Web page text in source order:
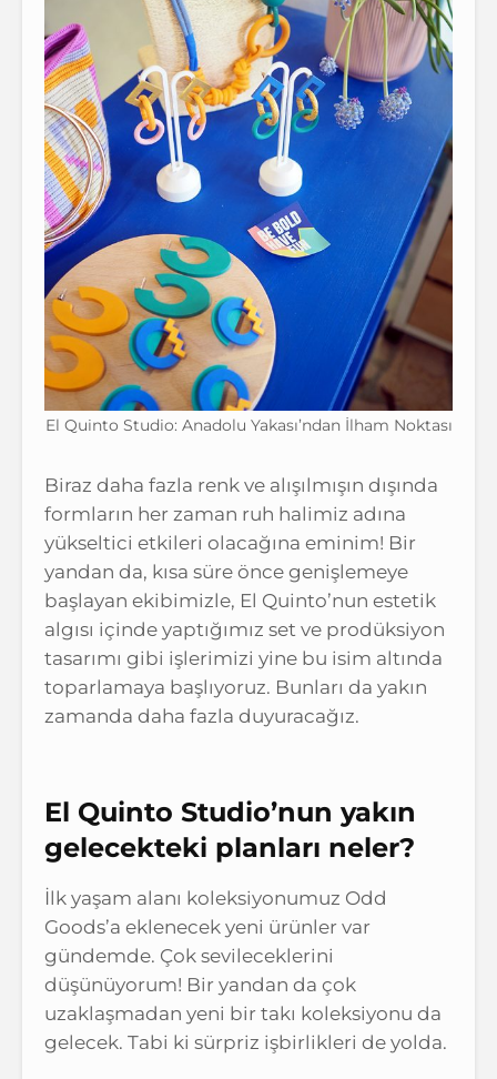
El Quinto Studio: Anadolu Yakası’ndan İlham Noktası
Biraz daha fazla renk ve alışılmışın dışında
formların her zaman ruh halimiz adına
yükseltici etkileri olacağına eminim! Bir
yandan da, kısa süre önce genişlemeye
başlayan ekibimizle, El Quinto’nun estetik
algısı içinde yaptığımız set ve prodüksiyon
tasarımı gibi işlerimizi yine bu isim altında
toparlamaya başlıyoruz. Bunları da yakın
zamanda daha fazla duyuracağız.
El Quinto Studio’nun yakın
gelecekteki planları neler?
İlk yaşam alanı koleksiyonumuz Odd
Goods’a eklenecek yeni ürünler var
gündemde. Çok sevileceklerini
düşünüyorum! Bir yandan da çok
uzaklaşmadan yeni bir takı koleksiyonu da
gelecek. Tabi ki sürpriz işbirlikleri de yolda.